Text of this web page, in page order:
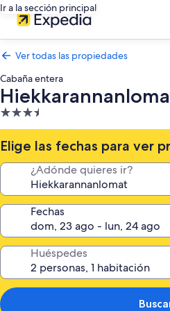
Ir a la sección principal
Ver todas las propiedades
Cabaña entera
Propiedad
de
3.5
estrellas
Elige las fechas para ver
¿Adónde quieres ir?
Fechas
Huéspedes